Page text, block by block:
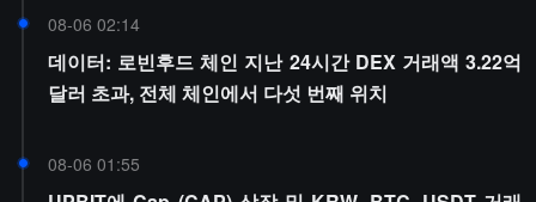
08-06 02:14
데이터: 로빈후드 체인 지난 24시간 DEX 거래액 3.22억
달러 초과, 전체 체인에서 다섯 번째 위치
08-06 01:55